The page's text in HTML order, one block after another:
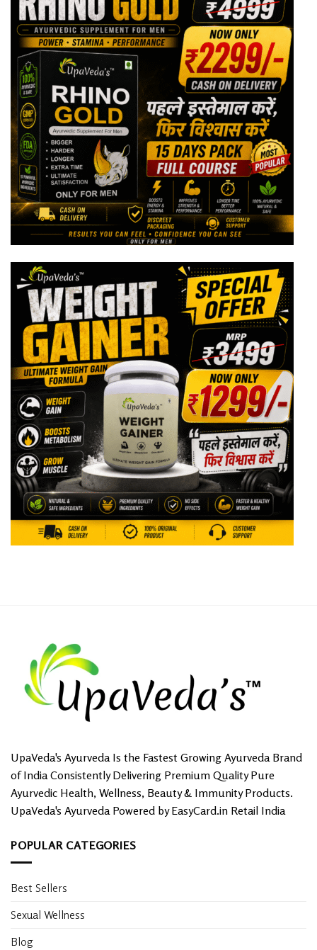
UpaVeda's Ayurveda Is the Fastest Growing Ayurveda Brand
of India Consistently Delivering Premium Quality Pure
Ayurvedic Health, Wellness, Beauty & Immunity Products.
UpaVeda's Ayurveda Powered by EasyCard.in Retail India
POPULAR CATEGORIES
Best Sellers
Sexual Wellness
Blog